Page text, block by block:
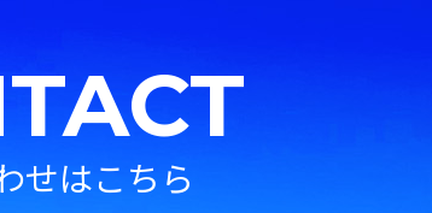
せはこちら